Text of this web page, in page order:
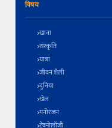
विषय
खाना
संस्कृति
यात्रा
जीवन शैली
दुनिया
खेल
मनोरंजन
टेक्नोलॉजी